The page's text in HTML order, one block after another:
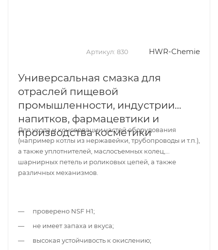
Артикул: 830 HWR-Chemie
Универсальная смазка для
отраслей пищевой
промышленности, индустрии
напитков, фармацевтики и
производства косметики
Для ухода и консервации частей оборудования
(например котлы из нержавейки, трубопроводы и т.п.),
а также уплотнителей, маслосъемных колец,
шарнирных петель и роликовых цепей, а также
различных механизмов.
проверено NSF H1;
не имеет запаха и вкуса;
высокая устойчивость к окислению;